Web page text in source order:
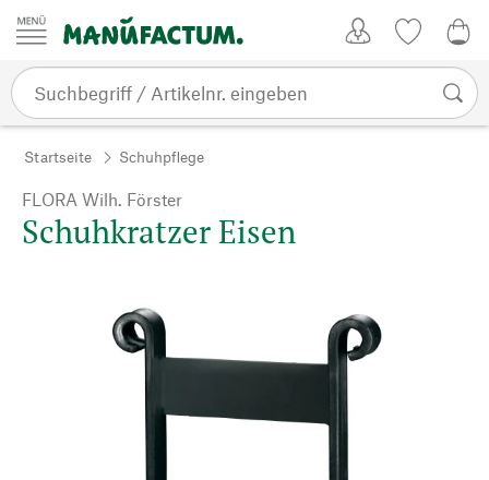
Zum Inhalt springen
Startseite Schuhpflege
FLORA Wilh. Förster
Schuhkratzer Eisen